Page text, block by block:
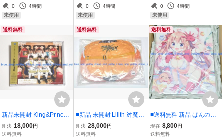
e Jacket NT620041 シュ
プリーム フリース Small
0
4時間
未使用
リー うりぼうざっか店 メ
ロンブックス Mitsuba Ch
0
4時間
未使用
CV0316-400 QS US11
0
4時間
未使用
送料無料
新品未開封 King&Prince
シンデレラガール 初回限
定盤B CD+DVD キンプリ
即決 18,000円
送料無料
送料無料
■新品 未開封 Lilith 対魔忍
アサギ 対魔忍RPGX 壁尻
ティッシュカバー 井河さ
即決 28,000円
送料無料
送料無料
■送料無料 新品 ぱんのみ
み ぱん サンタ晴夏ちゃん
キャンバスアート
現在 8,800円
送料無料